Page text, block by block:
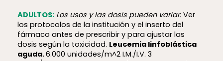
ADULTOS: Los usos y las dosis pueden variar. Ver
los protocolos de la institución y el inserto del
fármaco antes de prescribir y para ajustar las
dosis según la toxicidad. Leucemia linfoblástica
aguda.6.000 unidades/m^2 I.M./I.V. 3